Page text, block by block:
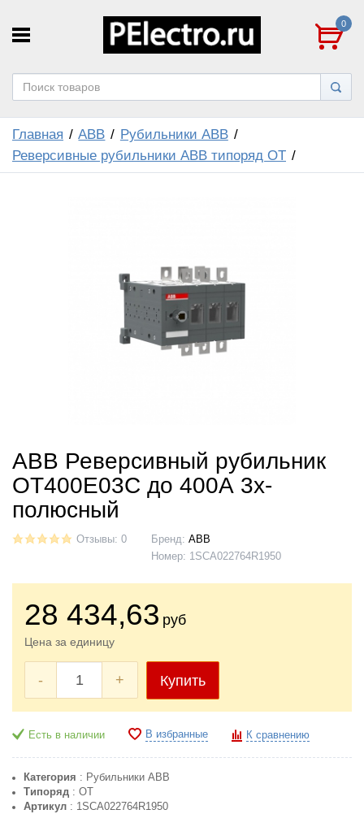
0
Главная ABB
Рубильники ABB
Реверсивные рубильники ABB типоряд ОТ
ABB Реверсивный рубильник
ОТ400Е03C до 400А 3х-
полюсный
Отзывы: 0 Бренд: ABB
Номер: 1SCA022764R1950
28 434,63 руб
Цена за единицу
- + Купить
Есть в наличии В избранные К сравнению
Категория : Рубильники ABB
Типоряд: OT
Артикул: 1SCA022764R1950